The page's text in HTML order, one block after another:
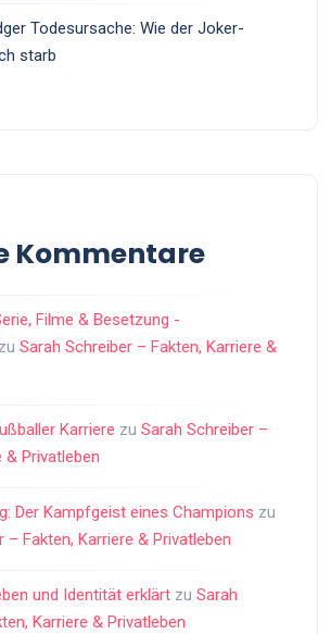
Todesursache: Wie der Joker-
starb
Kommentare
Filme & Besetzung -
zu Sarah Schreiber – Fakten, Karriere &
Karriere zu Sarah Schreiber –
& Privatleben
Der Kampfgeist eines Champions zu
– Fakten, Karriere & Privatleben
und Identität erklärt zu Sarah
Karriere & Privatleben